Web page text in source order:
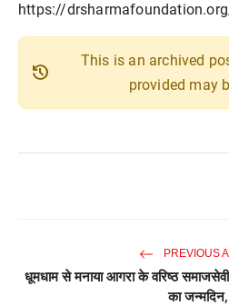
https://
history
This is an archived
provided may
PREVIOUS
धूमधाम से मनाया आगरा के वरिष्ठ
का